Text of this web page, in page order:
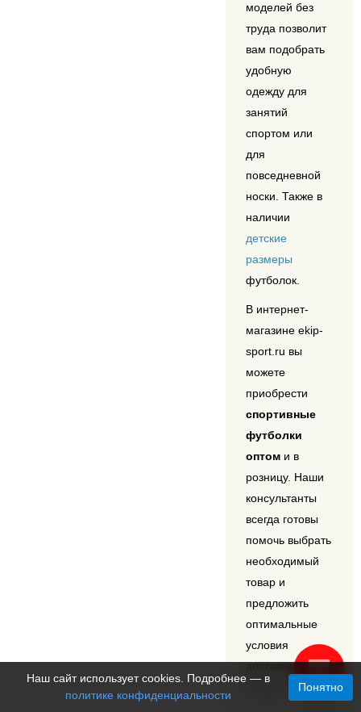
моделей без
труда позволит
вам подобрать
удобную
одежду для
занятий
спортом или
для
повседневной
носки. Также в
наличии
детские
размеры
футболок.
В интернет-
магазине ekip-
sport.ru вы
можете
приобрести
спортивные
футболки
оптом и в
розницу. Наши
консультанты
всегда готовы
помочь выбрать
необходимый
товар и
предложить
оптимальные
условия
доставки и
Наш сайт использует cookies. Подробнее — в
политике конфиденциальности
Понятно